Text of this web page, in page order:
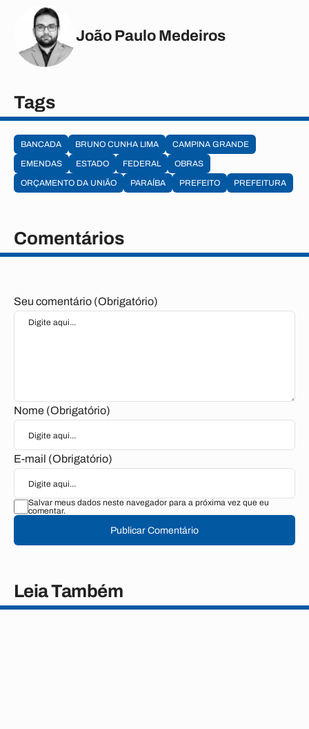
João Paulo Medeiros
Tags
BANCADA BRUNO CUNHA LIMA
CAMPINA GRANDE
EMENDAS
ESTADO FEDERAL
OBRAS
ORÇAMENTO DA UNIÃO
PARAÍBA PREFEITO PREFEITURA
Comentários
Seu comentário (Obrigatório)
Nome (Obrigatório)
E-mail (Obrigatório)
Salvar meus dados neste navegador para a próxima vez que eu
comentar.
Publicar Comentário
Leia Também